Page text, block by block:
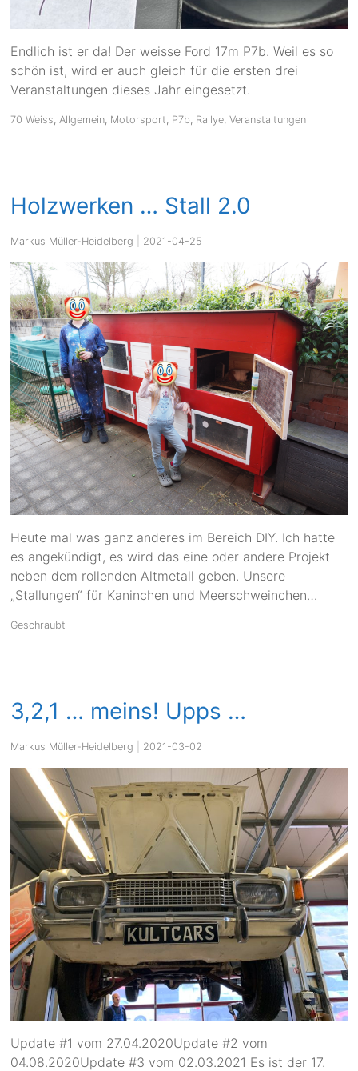
Endlich ist er da! Der weisse Ford 17m P7b. Weil es so
schön ist, wird er auch gleich für die ersten drei
Veranstaltungen dieses Jahr eingesetzt.
70 Weiss Allgemein Motorsport P7b Rallye ,Veranstaltungen
Holzwerken … Stall 2.0
Markus Müller-Heidelberg 2021-04-25
Heute mal was ganz anderes im Bereich DIY. Ich hatte
es angekündigt, es wird das eine oder andere Projekt
neben dem rollenden Altmetall geben. Unsere
„Stallungen“ für Kaninchen und Meerschweinchen…
Geschraubt
3,2,1 … meins! Upps …
Markus Müller-Heidelberg 2021-03-02
Update #1 vom 27.04.2020Update #2 vom
04.08.2020Update #3 vom 02.03.2021 Es ist der 17.